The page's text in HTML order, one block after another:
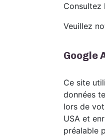
Consultez
Veuillez
Google
Ce site
données
lors de
USA et
préalable